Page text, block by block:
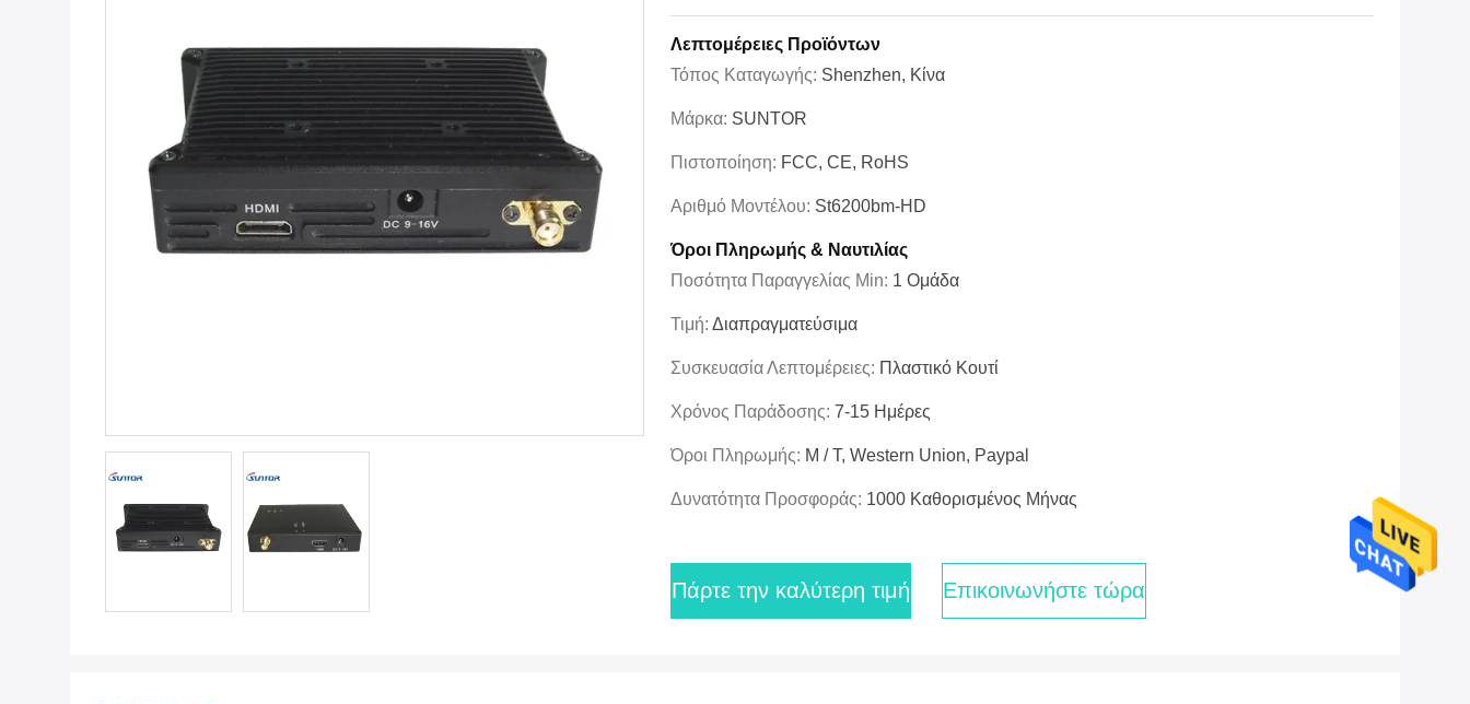
Λεπτομέρειες Προϊόντων
Τόπος Καταγωγής: Shenzhen, Κίνα
Μάρκα: SUNTOR
Πιστοποίηση: FCC, CE, RoHS
Αριθμό Μοντέλου: St6200bm-HD
Όροι Πληρωμής & Ναυτιλίας
Ποσότητα Παραγγελίας Min: 1 Ομάδα
Τιμή: Διαπραγματεύσιμα
Συσκευασία Λεπτομέρειες: Πλαστικό Κουτί
Χρόνος Παράδοσης: 7-15 Ημέρες
Όροι Πληρωμής: Μ / Τ, Western Union, Paypal
Δυνατότητα Προσφοράς: 1000 Καθορισμένος Μήνας
Πάρτε την καλύτερη τιμή Επικοινωνήστε τώρα